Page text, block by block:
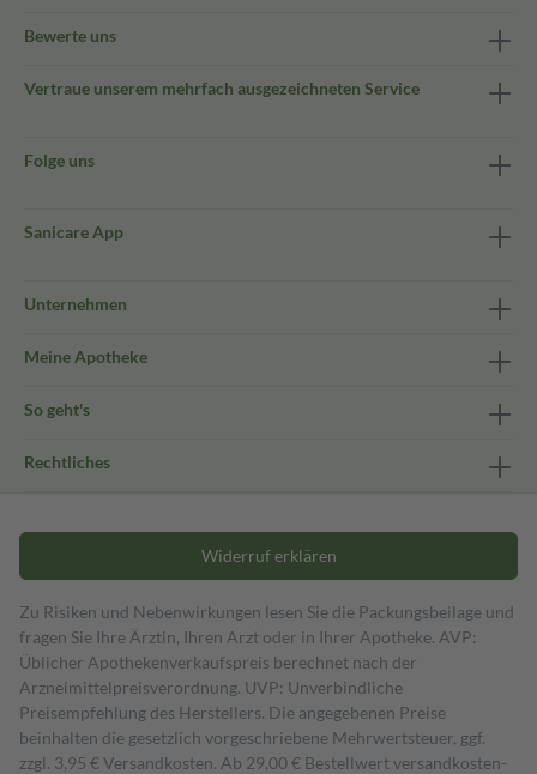
Bewerte uns
Vertraue unserem mehrfach ausgezeichneten Service
Folge uns
Sanicare App
Unternehmen
Meine Apotheke
So geht's
Rechtliches
Widerruf erklären
Zu Risiken und Nebenwirkungen lesen Sie die Packungsbeilage und
fragen Sie Ihre Ärztin, Ihren Arzt oder in Ihrer Apotheke. AVP:
Üblicher Apothekenverkaufspreis berechnet nach der
Arzneimittelpreisverordnung. UVP: Unverbindliche
Preisempfehlung des Herstellers. Die angegebenen Preise
beinhalten die gesetzlich vorgeschriebene Mehrwertsteuer, ggf.
zzgl. 3,95 € Versandkosten. Ab 29,00 € Bestell­wert versand­kosten­